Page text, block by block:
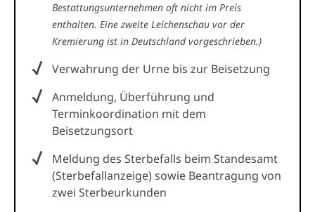
Bestattungsunternehmen oft nicht im Preis
enthalten. Eine zweite Leichenschau vor der
Kremierung ist in Deutschland vorgeschrieben.)
Verwahrung der Urne bis zur Beisetzung
Anmeldung, Überführung und
Terminkoordination mit dem
Beisetzungsort
Meldung des Sterbefalls beim Standesamt
(Sterbefallanzeige) sowie Beantragung von
zwei Sterbeurkunden